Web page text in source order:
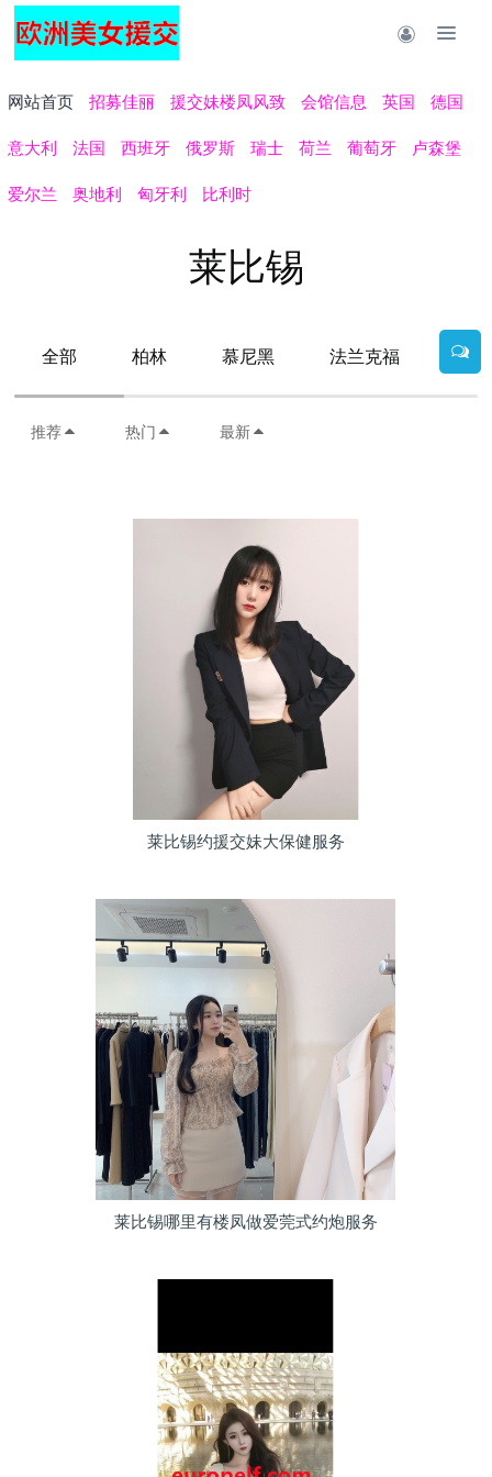
网站首页 招募佳丽 援交妹楼凤风致 会馆信息 英国 德国
意大利 法国 西班牙 俄罗斯 瑞士 荷兰 葡萄牙 卢森堡
爱尔兰 奥地利 匈牙利 比利时
莱比锡
全部 柏林 慕尼黑 法兰克福 汉堡
推荐 热门 最新
莱比锡约援交妹大保健服务
莱比锡哪里有楼凤做爱莞式约炮服务